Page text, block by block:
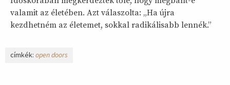
valamit az életében. Azt válaszolta: „Ha újra
kezdhetném az életemet, sokkal radikálisabb lennék.”
címkék: open doors